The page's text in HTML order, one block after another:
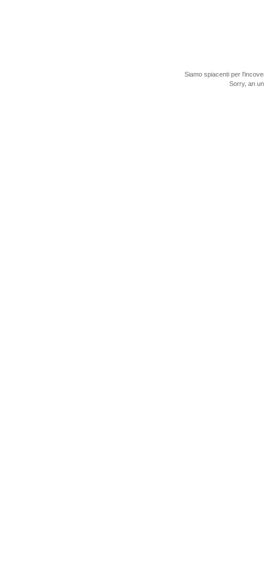
Siamo spiacenti per
Sorry, an